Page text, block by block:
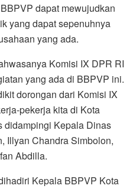
dapat mewujudkan
yang dapat sepenuhnya
yang ada.
Komisi IX DPR RI
yang ada di BBPVP ini.
dorongan dari Komisi IX
pekerja kita di Kota
didampingi Kepala Dinas
Illyan Chandra Simbolon,
Abdilla.
Kepala BBPVP Kota